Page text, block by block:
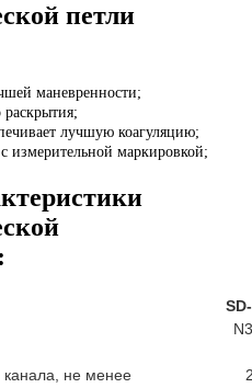
петли
маневренности;
лучшую коагуляцию;
измерительной маркировкой;
канала, не менее